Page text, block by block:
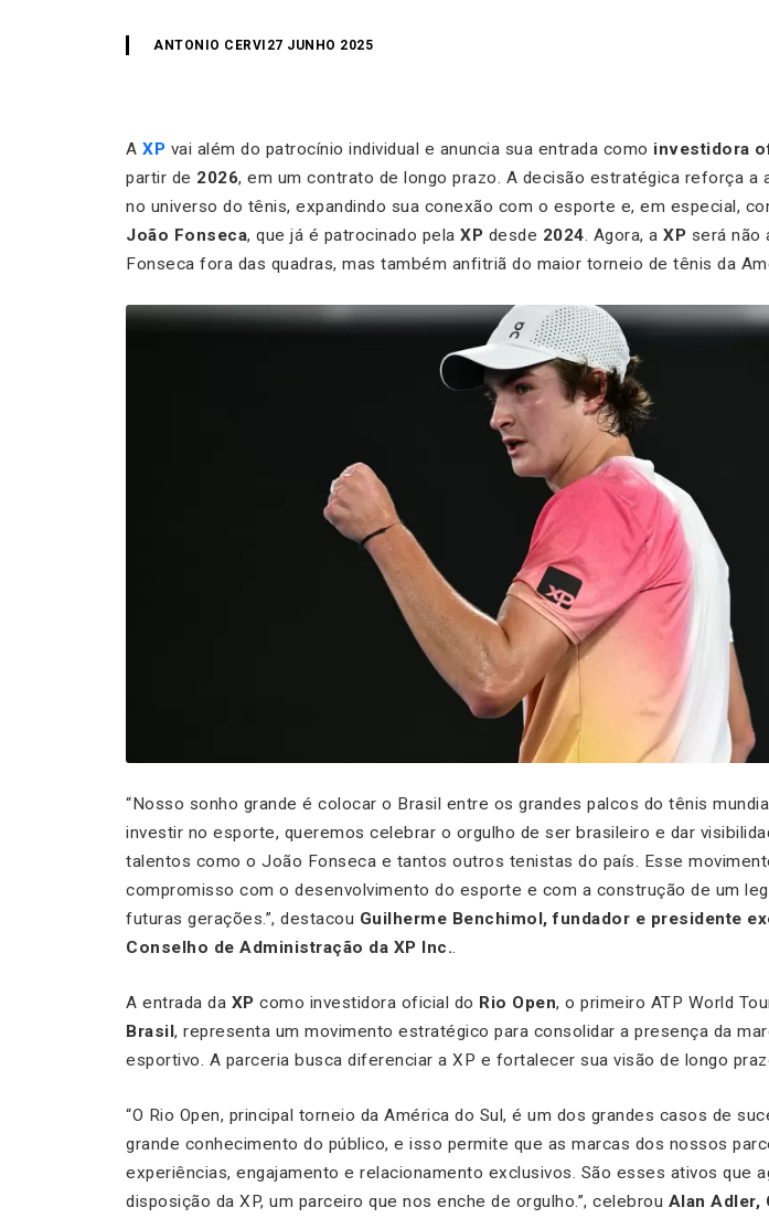
ANTONIO CERVI 27 JUNHO 2025
A XP vai além do patrocínio individual e anuncia sua entrada como investidora
partir de 2026, em um contrato de longo prazo. A decisão estratégica reforça a
no universo do tênis, expandindo sua conexão com o esporte e, em especial,
João Fonseca, que já é patrocinado pela XP desde 2024. Agora, a XP será não
Fonseca fora das quadras, mas também anfitriã do maior torneio de tênis da
“Nosso sonho grande é colocar o Brasil entre os grandes palcos do tênis
investir no esporte, queremos celebrar o orgulho de ser brasileiro e dar
talentos como o João Fonseca e tantos outros tenistas do país. Esse
compromisso com o desenvolvimento do esporte e com a construção de um
futuras gerações.”, destacou Guilherme Benchimol, fundador e presidente
Conselho de Administração da XP Inc..
A entrada da XP como investidora oficial do Rio Open, o primeiro ATP World
Brasil, representa um movimento estratégico para consolidar a presença da
esportivo. A parceria busca diferenciar a XP e fortalecer sua visão de longo
“O Rio Open, principal torneio da América do Sul, é um dos grandes casos de
grande conhecimento do público, e isso permite que as marcas dos nossos
experiências, engajamento e relacionamento exclusivos. São esses ativos que
disposição da XP, um parceiro que nos enche de orgulho.”, celebrou Alan Adler,